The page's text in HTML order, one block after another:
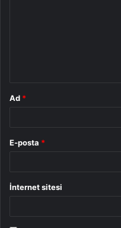
Ad *
E-posta *
İnternet sitesi